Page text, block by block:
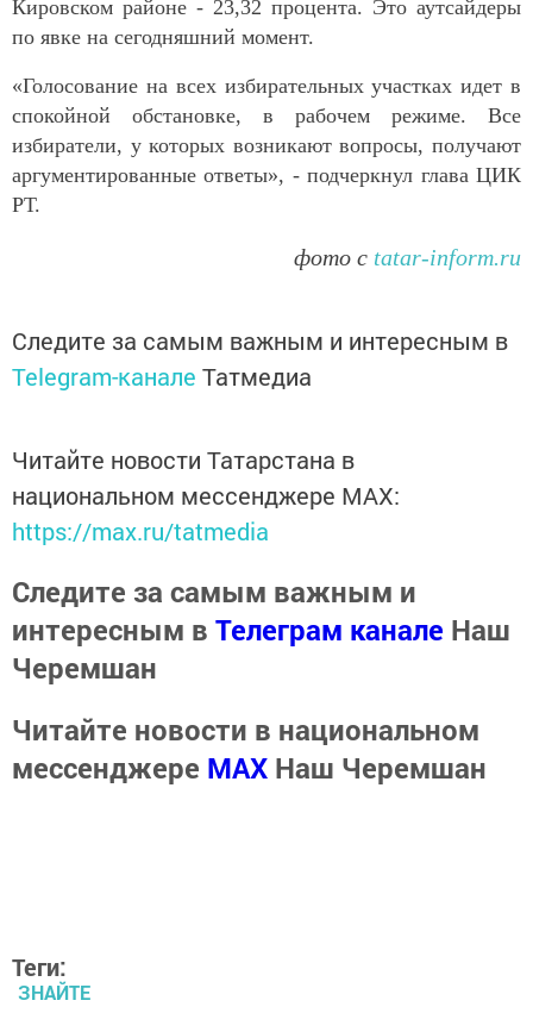
Кировском районе - 23,32 процента. Это аутсайдеры
по явке на сегодняшний момент.
«Голосование на всех избирательных участках идет в
спокойной обстановке, в рабочем режиме. Все
избиратели, у которых возникают вопросы, получают
аргументированные ответы», - подчеркнул глава ЦИК
РТ.
фото с tatar-inform.ru
Следите за самым важным и интересным в
Telegram-канале Татмедиа
Читайте новости Татарстана в
национальном мессенджере MАХ:
https://max.ru/tatmedia
Следите за самым важным и
интересным в Телеграм канале Наш
Черемшан
Читайте новости в национальном
мессенджере MАХ Наш Черемшан
Теги:
ЗНАЙТЕ